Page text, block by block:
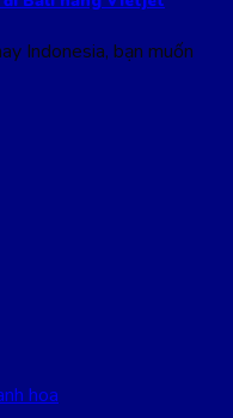
Indonesia, bạn muốn